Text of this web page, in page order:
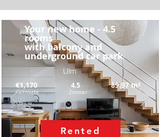
Your new home - 4.5
rooms
with balcony and
underground car park
Ulm
€1,170
4.5 89.97m²
Kaltmiete Zimmer
Rented